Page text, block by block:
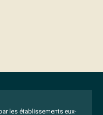
les établissements eux-